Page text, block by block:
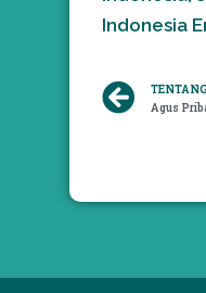
Indonesia
Prev
Agus